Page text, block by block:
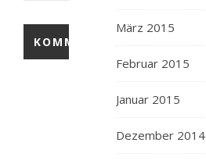
März 2015
Februar 2015
Januar 2015
Dezember 2014